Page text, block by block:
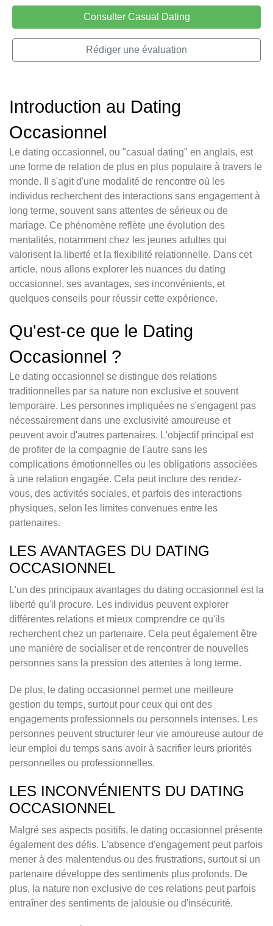
Consulter Casual Dating
Rédiger une évaluation
Introduction au Dating
Occasionnel
Le dating occasionnel, ou "casual dating" en anglais, est
une forme de relation de plus en plus populaire à travers le
monde. Il s'agit d'une modalité de rencontre où les
individus recherchent des interactions sans engagement à
long terme, souvent sans attentes de sérieux ou de
mariage. Ce phénomène reflète une évolution des
mentalités, notamment chez les jeunes adultes qui
valorisent la liberté et la flexibilité relationnelle. Dans cet
article, nous allons explorer les nuances du dating
occasionnel, ses avantages, ses inconvénients, et
quelques conseils pour réussir cette expérience.
Qu'est-ce que le Dating
Occasionnel ?
Le dating occasionnel se distingue des relations
traditionnelles par sa nature non exclusive et souvent
temporaire. Les personnes impliquées ne s'engagent pas
nécessairement dans une exclusivité amoureuse et
peuvent avoir d'autres partenaires. L'objectif principal est
de profiter de la compagnie de l'autre sans les
complications émotionnelles ou les obligations associées
à une relation engagée. Cela peut inclure des rendez-
vous, des activités sociales, et parfois des interactions
physiques, selon les limites convenues entre les
partenaires.
LES AVANTAGES DU DATING
OCCASIONNEL
L'un des principaux avantages du dating occasionnel est la
liberté qu'il procure. Les individus peuvent explorer
différentes relations et mieux comprendre ce qu'ils
recherchent chez un partenaire. Cela peut également être
une manière de socialiser et de rencontrer de nouvelles
personnes sans la pression des attentes à long terme.
De plus, le dating occasionnel permet une meilleure
gestion du temps, surtout pour ceux qui ont des
engagements professionnels ou personnels intenses. Les
personnes peuvent structurer leur vie amoureuse autour de
leur emploi du temps sans avoir à sacrifier leurs priorités
personnelles ou professionnelles.
LES INCONVÉNIENTS DU DATING
OCCASIONNEL
Malgré ses aspects positifs, le dating occasionnel présente
également des défis. L'absence d'engagement peut parfois
mener à des malentendus ou des frustrations, surtout si un
partenaire développe des sentiments plus profonds. De
plus, la nature non exclusive de ces relations peut parfois
entraîner des sentiments de jalousie ou d'insécurité.